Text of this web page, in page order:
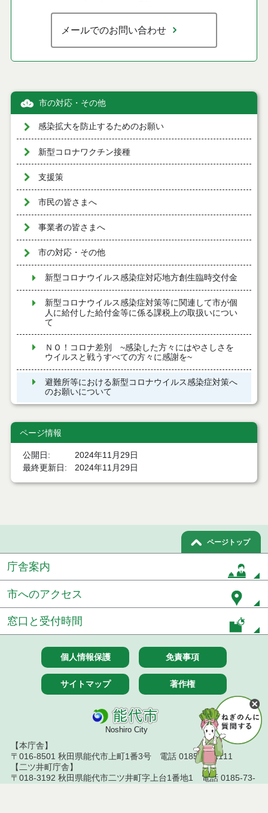
メールでのお問い合わせ
市の対応・その他
感染拡大を防止するためのお願い
新型コロナワクチン接種
支援策
市民の皆さまへ
事業者の皆さまへ
市の対応・その他
新型コロナウイルス感染症対応地方創生臨時交付金
新型コロナウイルス感染症対策等に関連して市が個
人に給付した給付金等に係る課税上の取扱いについ
て
ＮＯ！コロナ差別 ~感染した方々にはやさしさを
ウイルスと戦うすべての方々に感謝を~
避難所等における新型コロナウイルス感染症対策へ
のお願いについて
ページ情報
公開日
2024年11月29日
最終更新日
2024年11月29日
ページトップ
庁舎案内
市へのアクセス
窓口と受付時間
個人情報保護 免責事項
サイトマップ 著作権
Noshiro City
【本庁舎】
〒016-8501 秋田県能代市上町1番3号 電話 0185-52-2111
【二ツ井町庁舎】
〒018-3192 秋田県能代市二ツ井町字上台1番地1 電話 0185-73-